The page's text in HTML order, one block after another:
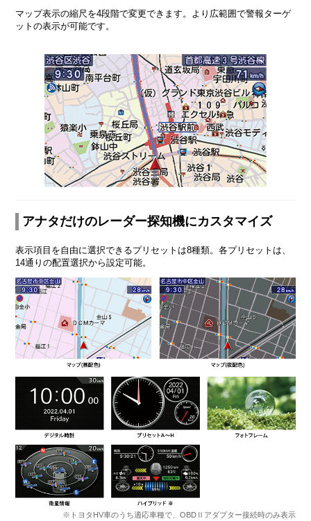
マップ表示の縮尺を4段階で変更できます。より広範囲で警報ターゲ
ットの表示が可能です。
アナタだけのレーダー探知機にカスタマイズ
表示項目を自由に選択できるプリセットは8種類。各プリセットは、
14通りの配置選択から設定可能。
※トヨタHV車のうち適応車種で、OBDⅡアダプター接続時のみ表示